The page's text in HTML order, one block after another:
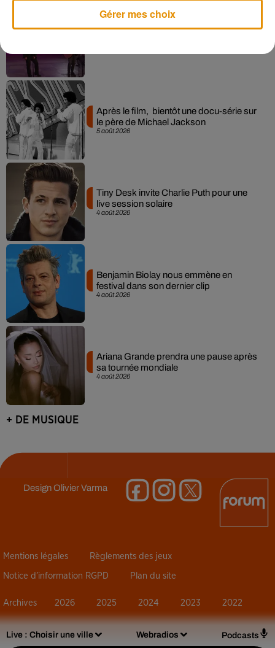
Live : Choisir une ville Webradios Podcasts
La version réécrite de « Beautiful Day »
5 août 2026
Après le film, bientôt une docu-série sur
le père de Michael Jackson
4 août 2026
Tiny Desk invite Charlie Puth pour une
live session solaire
4 août 2026
Benjamin Biolay nous emmène en
festival dans son dernier clip
4 août 2026
Ariana Grande prendra une pause après
sa tournée mondiale
+ DE MUSIQUE
DesignOlivier Varma
Mentions légales Règlements des jeux
Notice d’information RGPD Plan du site
Archives 2026 2025 2024 2023 2022
Gérer mes choix